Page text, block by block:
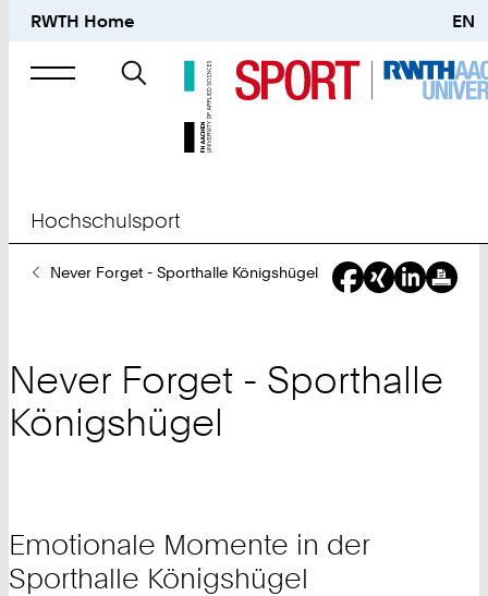
RWTH Home EN
Suche
nach
Hochschulsport
SieNever Forget - Sporthalle Königshügel
Never Forget - Sporthalle
Königshügel
Emotionale Momente in der
Sporthalle Königshügel